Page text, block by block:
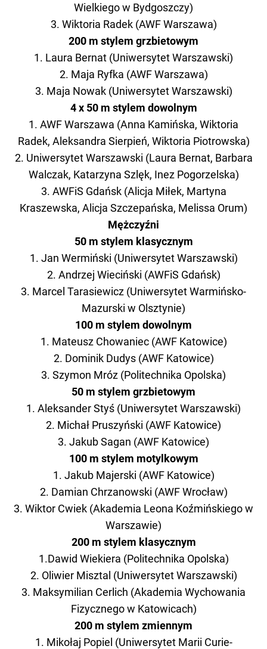
Wielkiego w Bydgoszczy)
3. Wiktoria Radek (AWF Warszawa)
200 m stylem grzbietowym
1. Laura Bernat (Uniwersytet Warszawski)
2. Maja Ryfka (AWF Warszawa)
3. Maja Nowak (Uniwersytet Warszawski)
4 x 50 m stylem dowolnym
1. AWF Warszawa (Anna Kamińska, Wiktoria
Radek, Aleksandra Sierpień, Wiktoria Piotrowska)
2. Uniwersytet Warszawski (Laura Bernat, Barbara
Walczak, Katarzyna Szlęk, Inez Pogorzelska)
3. AWFiS Gdańsk (Alicja Miłek, Martyna
Kraszewska, Alicja Szczepańska, Melissa Orum)
Mężczyźni
50 m stylem klasycznym
1. Jan Wermiński (Uniwersytet Warszawski)
2. Andrzej Wieciński (AWFiS Gdańsk)
3. Marcel Tarasiewicz (Uniwersytet Warmińsko-
Mazurski w Olsztynie)
100 m stylem dowolnym
1. Mateusz Chowaniec (AWF Katowice)
2. Dominik Dudys (AWF Katowice)
3. Szymon Mróz (Politechnika Opolska)
50 m stylem grzbietowym
1. Aleksander Styś (Uniwersytet Warszawski)
2. Michał Pruszyński (AWF Katowice)
3. Jakub Sagan (AWF Katowice)
100 m stylem motylkowym
1. Jakub Majerski (AWF Katowice)
2. Damian Chrzanowski (AWF Wrocław)
3. Wiktor Cwiek (Akademia Leona Koźmińskiego w
Warszawie)
200 m stylem klasycznym
1.Dawid Wiekiera (Politechnika Opolska)
2. Oliwier Misztal (Uniwersytet Warszawski)
3. Maksymilian Cerlich (Akademia Wychowania
Fizycznego w Katowicach)
200 m stylem zmiennym
1. Mikołaj Popiel (Uniwersytet Marii Curie-